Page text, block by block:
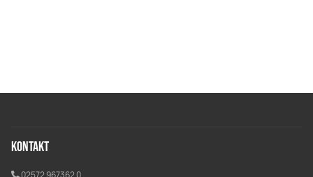
Kontakt
02572 967362 0